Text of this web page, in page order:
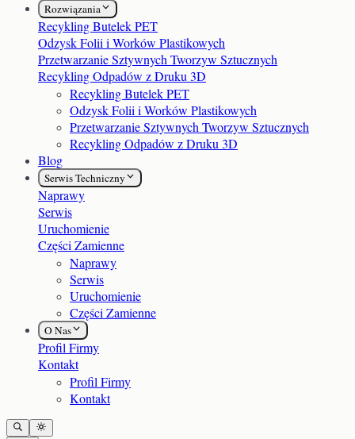
Rozwiązania
Recykling Butelek PET
Odzysk Folii i Worków Plastikowych
Przetwarzanie Sztywnych Tworzyw Sztucznych
Recykling Odpadów z Druku 3D
Recykling Butelek PET
Odzysk Folii i Worków Plastikowych
Przetwarzanie Sztywnych Tworzyw Sztucznych
Recykling Odpadów z Druku 3D
Blog
Serwis Techniczny
Naprawy
Serwis
Uruchomienie
Części Zamienne
Naprawy
Serwis
Uruchomienie
Części Zamienne
O Nas
Profil Firmy
Kontakt
Profil Firmy
Kontakt